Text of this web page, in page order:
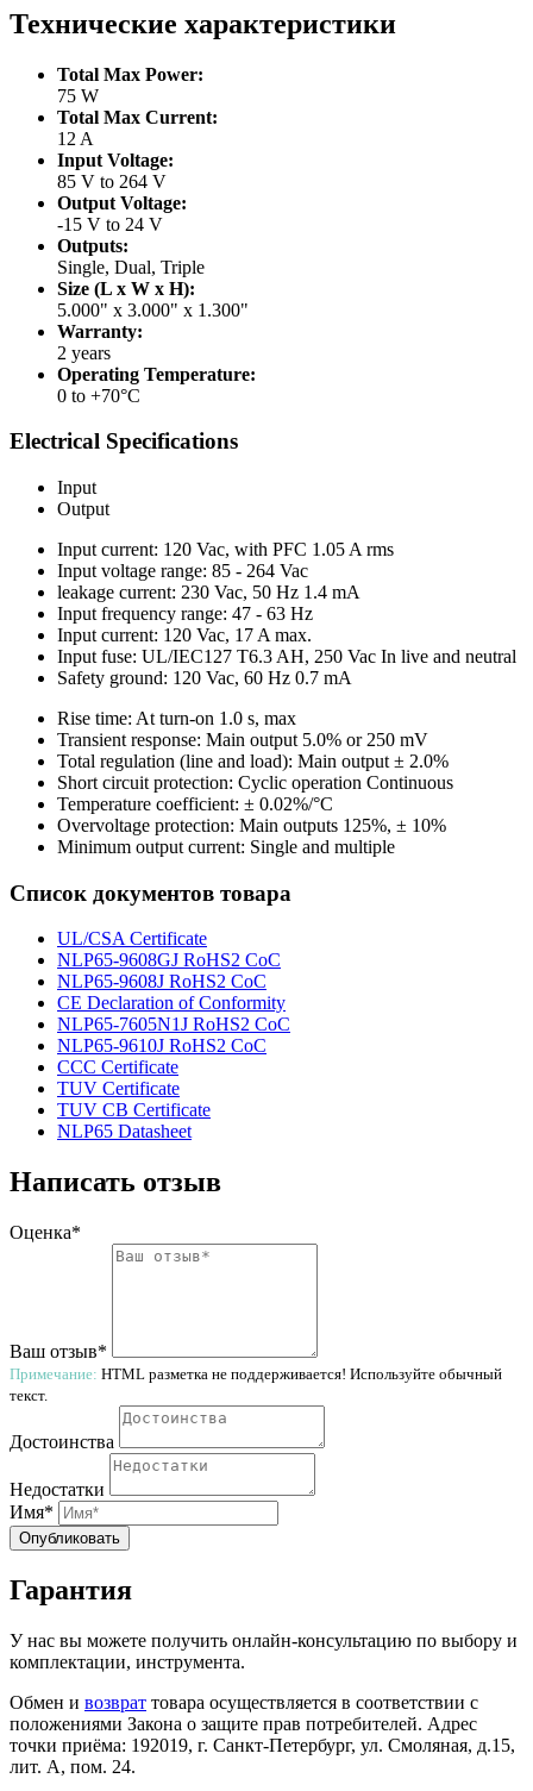
Технические характеристики
Total Max Power:
75 W
Total Max Current:
12 A
Input Voltage:
85 V to 264 V
Output Voltage:
-15 V to 24 V
Outputs:
Single, Dual, Triple
Size (L x W x H):
5.000" x 3.000" x 1.300"
Warranty:
2 years
Operating Temperature:
0 to +70°C
Electrical Specifications
Input
Output
Input current: 120 Vac, with PFC 1.05 A rms
Input voltage range: 85 - 264 Vac
leakage current: 230 Vac, 50 Hz 1.4 mA
Input frequency range: 47 - 63 Hz
Input current: 120 Vac, 17 A max.
Input fuse: UL/IEC127 T6.3 AH, 250 Vac In live and neutral
Safety ground: 120 Vac, 60 Hz 0.7 mA
Rise time: At turn-on 1.0 s, max
Transient response: Main output 5.0% or 250 mV
Total regulation (line and load): Main output ± 2.0%
Short circuit protection: Cyclic operation Continuous
Temperature coefficient: ± 0.02%/°C
Overvoltage protection: Main outputs 125%, ± 10%
Minimum output current: Single and multiple
Список документов товара
UL/CSA Certificate
NLP65-9608GJ RoHS2 CoC
NLP65-9608J RoHS2 CoC
CE Declaration of Conformity
NLP65-7605N1J RoHS2 CoC
NLP65-9610J RoHS2 CoC
CCC Certificate
TUV Certificate
TUV CB Certificate
NLP65 Datasheet
Написать отзыв
Оценка*
Ваш отзыв*
Примечание: HTML разметка не поддерживается! Используйте обычный
текст.
Достоинства
Недостатки
Имя*
Опубликовать
Гарантия
У нас вы можете получить онлайн-консультацию по выбору и
комплектации, инструмента.
Обмен и возврат товара осуществляется в соответствии с
положениями Закона о защите прав потребителей. Адрес
точки приёма: 192019, г. Санкт-Петербург, ул. Смоляная, д.15,
лит. А, пом. 24.